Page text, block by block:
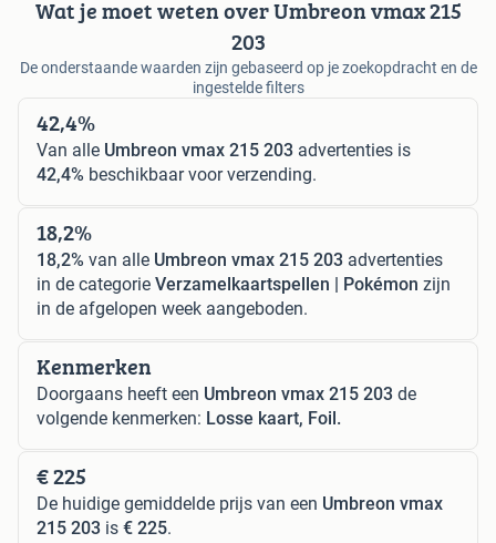
Wat je moet weten over Umbreon vmax 215
203
De onderstaande waarden zijn gebaseerd op je zoekopdracht en de
ingestelde filters
42,4%
Van alle Umbreon vmax 215 203 advertenties is
42,4% beschikbaar voor verzending.
18,2%
18,2% van alle Umbreon vmax 215 203 advertenties
in de categorie Verzamelkaartspellen | Pokémon zijn
in de afgelopen week aangeboden.
Kenmerken
Doorgaans heeft een Umbreon vmax 215 203 de
volgende kenmerken: Losse kaart, Foil.
€ 225
De huidige gemiddelde prijs van een Umbreon vmax
215 203 is € 225.